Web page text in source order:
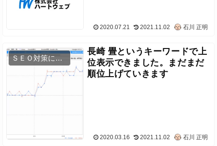
2020.07.21 2021.11.02 石川 正明
ＳＥＯ対策について
長崎 畳というキーワードで上
位表示できました。まだまだ
順位上げていきます
2020.03.16 2021.11.02 石川 正明